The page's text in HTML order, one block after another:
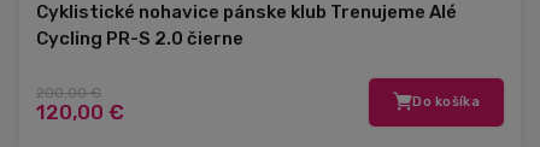
Cyklistické nohavice pánske klub Trenujeme Alé
Cycling PR-S 2.0 čierne
200,00 €
120,00 € Do košíka